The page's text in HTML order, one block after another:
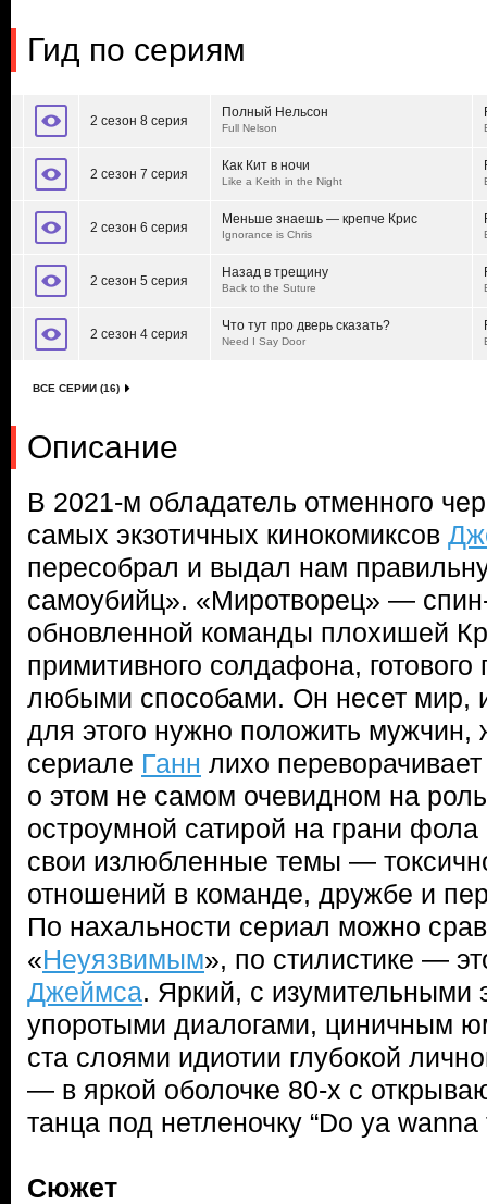
Гид по сериям
2 сезон 8 серия
Полный Нельсон
Full Nelson
2 сезон 7 серия
Как Кит в ночи
Like a Keith in the Night
2 сезон 6 серия
Меньше знаешь — крепче Крис
Ignorance is Chris
2 сезон 5 серия
Назад в трещину
Back to the Suture
2 сезон 4 серия
Что тут про дверь сказать?
Need I Say Door
ВСЕ СЕРИИ (16)
Описание
В 2021-м обладатель отменного
самых экзотичных кинокомиксов
пересобрал и выдал нам
самоубийц». «Миротворец» —
обновленной команды плохишей
примитивного солдафона, готового
любыми способами. Он несет мир,
для этого нужно положить
сериале Ганн лихо
о этом не самом очевидном на
остроумной сатирой на грани
свои излюбленные темы —
отношений в команде, дружбе и
По нахальности сериал можно
«Неуязвимым», по стилистике —
Джеймса. Яркий, с изумительными
упоротыми диалогами, циничным
ста слоями идиотии глубокой
— в яркой оболочке 80-х с
танца под нетленочку “Do ya wanna
Сюжет